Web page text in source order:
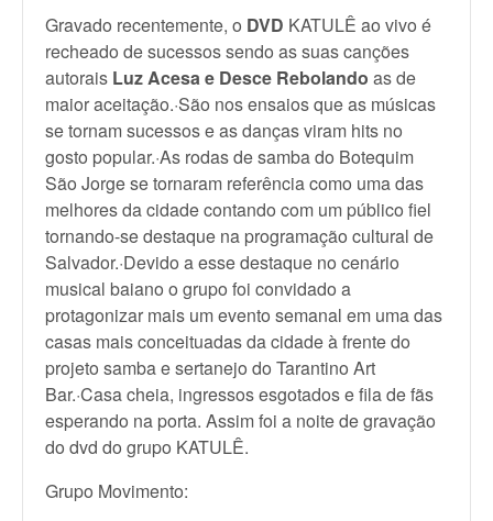
Gravado recentemente, o DVD KATULÊ ao vivo é
recheado de sucessos sendo as suas canções
autorais Luz Acesa e Desce Rebolando as de
maior aceitação.·São nos ensaios que as músicas
se tornam sucessos e as danças viram hits no
gosto popular.·As rodas de samba do Botequim
São Jorge se tornaram referência como uma das
melhores da cidade contando com um público fiel
tornando-se destaque na programação cultural de
Salvador.·Devido a esse destaque no cenário
musical baiano o grupo foi convidado a
protagonizar mais um evento semanal em uma das
casas mais conceituadas da cidade à frente do
projeto samba e sertanejo do Tarantino Art
Bar.·Casa cheia, ingressos esgotados e fila de fãs
esperando na porta. Assim foi a noite de gravação
do dvd do grupo KATULÊ.
Grupo Movimento: